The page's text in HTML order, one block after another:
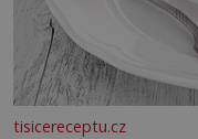
tisicereceptu.cz